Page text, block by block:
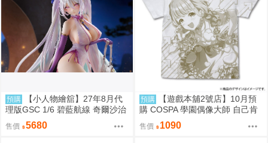
預購
【小人物繪舘】27年8月代
理版GSC 1/6 碧藍航線 奇爾沙治
Springtime Data PVC完成品
售價 5680
預購
【遊戲本舖2號店】10月預
購 COSPA 學園偶像大師 自己肯
定感爆上げ↑↑ 藤田ことね 滿版印
刷T恤 0822
售價 1090